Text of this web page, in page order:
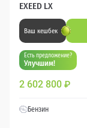
EXEED LX
Ваш кешбек
Есть предложение?
Улучшим!
2 602 800 ₽
Бензин